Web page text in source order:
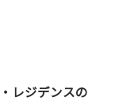
レジデンスの